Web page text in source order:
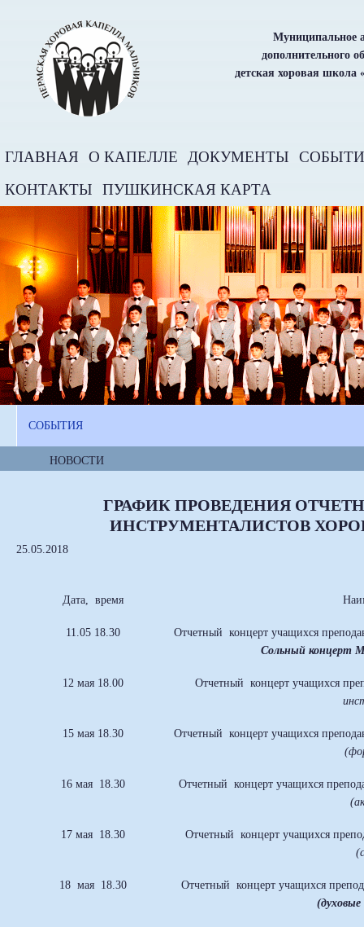
Муниципальное
дополнительного
детская хоровая школа
ГЛАВНАЯ О КАПЕЛЛЕ ДОКУМЕНТЫ
КОНТАКТЫ
ПУШКИНСКАЯ КАРТА
СОБЫТИЯ
НОВОСТИ
ГРАФИК ПРОВЕДЕНИЯ
ИНСТРУМЕНТАЛИСТОВ
25.05.2018
Дата, время
11.05 18.30
Отчетный концерт учащихся
Сольный концерт
12 мая 18.00
Отчетный концерт учащихся
15 мая 18.30
Отчетный концерт учащихся
16 мая 18.30
Отчетный концерт учащихся
17 мая 18.30
Отчетный концерт учащихся
18 мая 18.30
Отчетный концерт учащихся